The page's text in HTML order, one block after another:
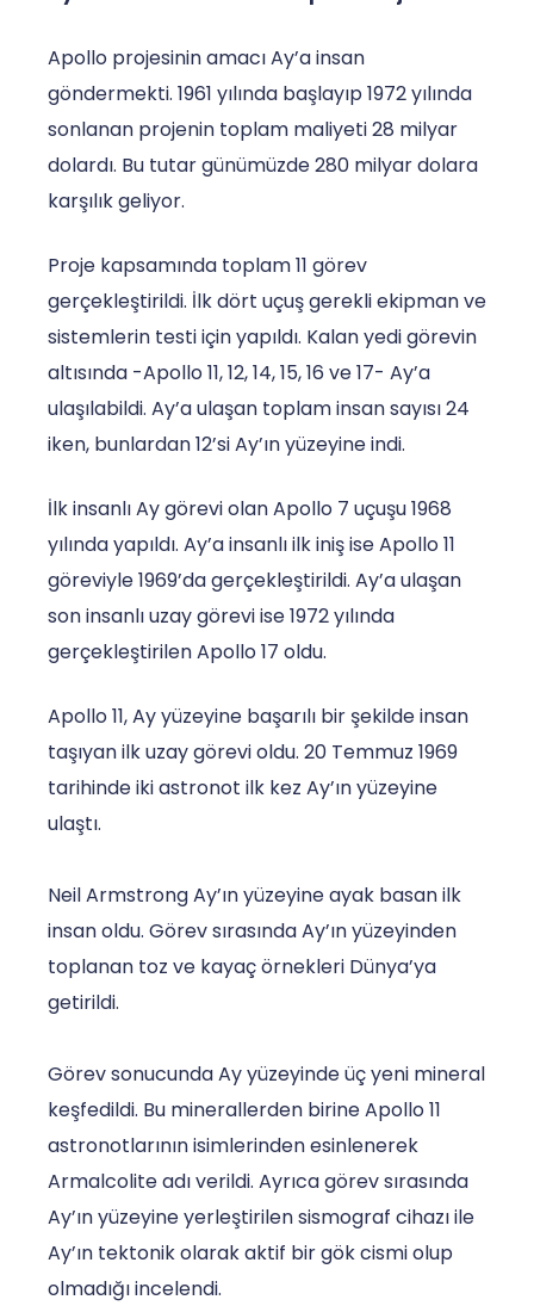
Apollo projesinin amacı Ay’a insan
göndermekti. 1961 yılında başlayıp 1972 yılında
sonlanan projenin toplam maliyeti 28 milyar
dolardı. Bu tutar günümüzde 280 milyar dolara
karşılık geliyor.
Proje kapsamında toplam 11 görev
gerçekleştirildi. İlk dört uçuş gerekli ekipman ve
sistemlerin testi için yapıldı. Kalan yedi görevin
altısında -Apollo 11, 12, 14, 15, 16 ve 17- Ay’a
ulaşılabildi. Ay’a ulaşan toplam insan sayısı 24
iken, bunlardan 12’si Ay’ın yüzeyine indi.
İlk insanlı Ay görevi olan Apollo 7 uçuşu 1968
yılında yapıldı. Ay’a insanlı ilk iniş ise Apollo 11
göreviyle 1969’da gerçekleştirildi. Ay’a ulaşan
son insanlı uzay görevi ise 1972 yılında
gerçekleştirilen Apollo 17 oldu.
Apollo 11, Ay yüzeyine başarılı bir şekilde insan
taşıyan ilk uzay görevi oldu. 20 Temmuz 1969
tarihinde iki astronot ilk kez Ay’ın yüzeyine
ulaştı.
Neil Armstrong Ay’ın yüzeyine ayak basan ilk
insan oldu. Görev sırasında Ay’ın yüzeyinden
toplanan toz ve kayaç örnekleri Dünya’ya
getirildi.
Görev sonucunda Ay yüzeyinde üç yeni mineral
keşfedildi. Bu minerallerden birine Apollo 11
astronotlarının isimlerinden esinlenerek
Armalcolite adı verildi. Ayrıca görev sırasında
Ay’ın yüzeyine yerleştirilen sismograf cihazı ile
Ay’ın tektonik olarak aktif bir gök cismi olup
olmadığı incelendi.